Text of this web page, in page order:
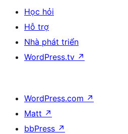
Học hỏi
Hỗ trợ
Nhà phát triển
WordPress.tv ↗
WordPress.com ↗
Matt ↗
bbPress ↗